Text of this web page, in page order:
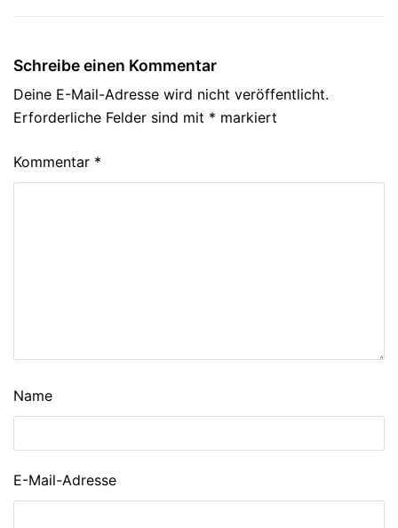
Schreibe einen Kommentar
Deine E-Mail-Adresse wird nicht veröffentlicht.
Erforderliche Felder sind mit * markiert
Kommentar *
Name
E-Mail-Adresse